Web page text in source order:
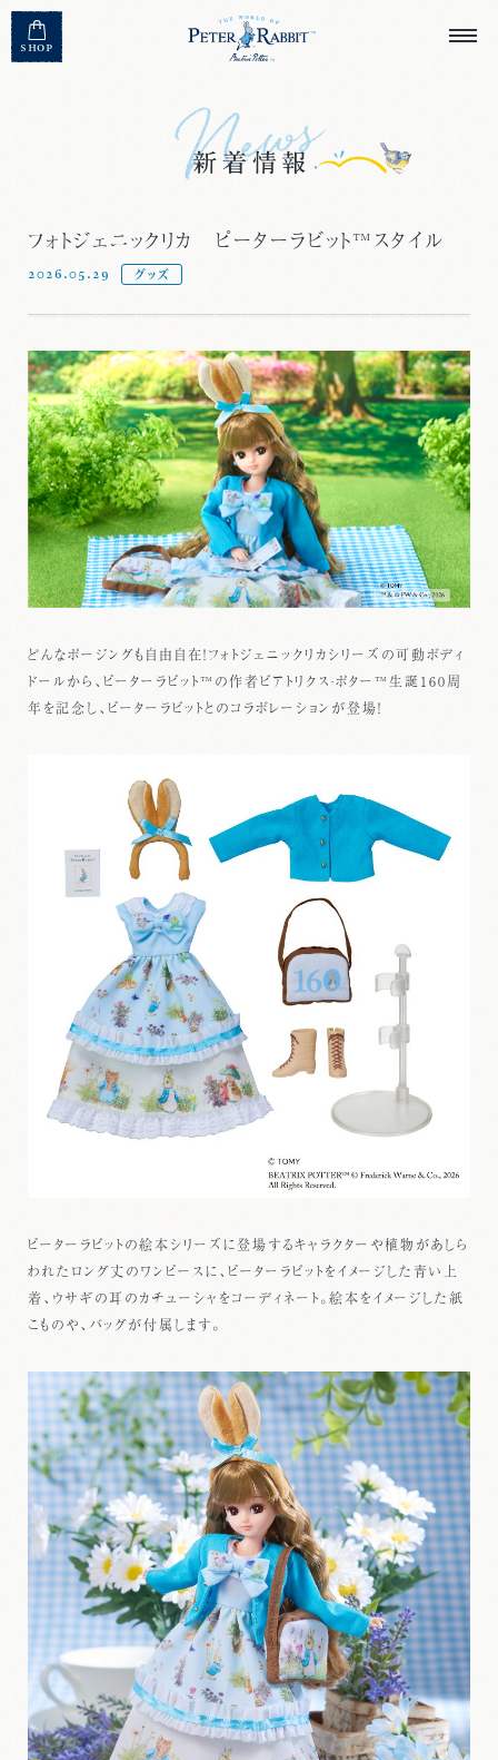
SHOP
MENU CLOSE
フォトジェニックリカ ピーターラビット™スタイル
2026.05.29 グッズ
どんなポージングも自由自在！フォトジェニックリカシリーズの可動ボディ
ドールから、ピーターラビット™の作者ビアトリクス·ポター™生誕160周
年を記念し、ピーターラビットとのコラボレーションが登場！
ピーターラビットの絵本シリーズに登場するキャラクターや植物があしら
われたロング丈のワンピースに、ピーターラビットをイメージした青い上
着、ウサギの耳のカチューシャをコーディネート。絵本をイメージした紙
こものや、バッグが付属します。